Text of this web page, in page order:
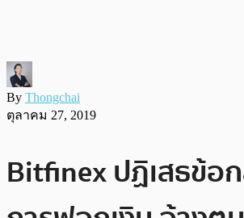
By Thongchai
ตุลาคม 27, 2019
Bitfinex ปฏิเสธข้อ